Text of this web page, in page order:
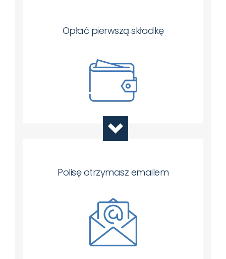
Opłać pierwszą składkę
Polisę otrzymasz emailem